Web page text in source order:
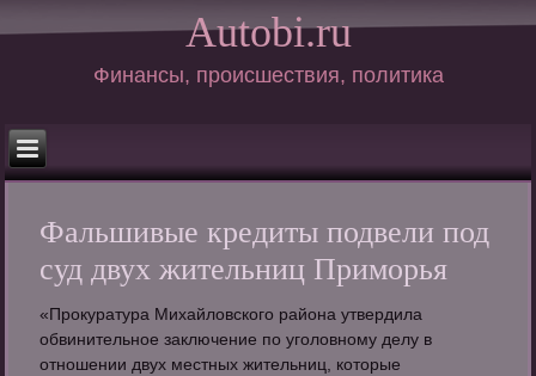
Autobi.ru
Финансы, происшествия, политика
Фальшивые кредиты подвели под
суд двух жительниц Приморья
«Прокуратура Михайловского района утвердила
обвинительное заключение по уголовному делу в
отношении двух местных жительниц, которые